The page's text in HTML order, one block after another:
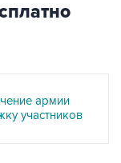
армии
участников